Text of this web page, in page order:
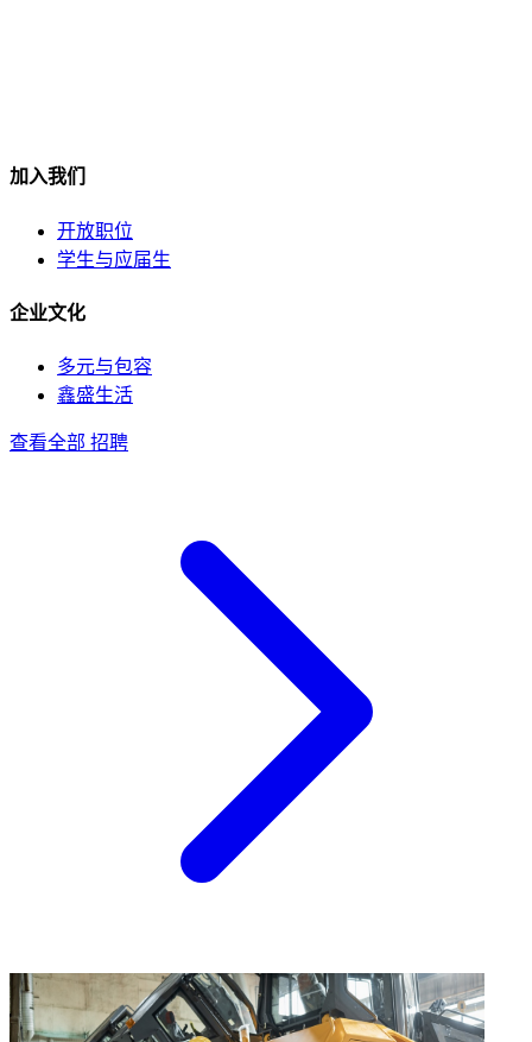
加入我们
开放职位
学生与应届生
企业文化
多元与包容
鑫盛生活
查看全部 招聘